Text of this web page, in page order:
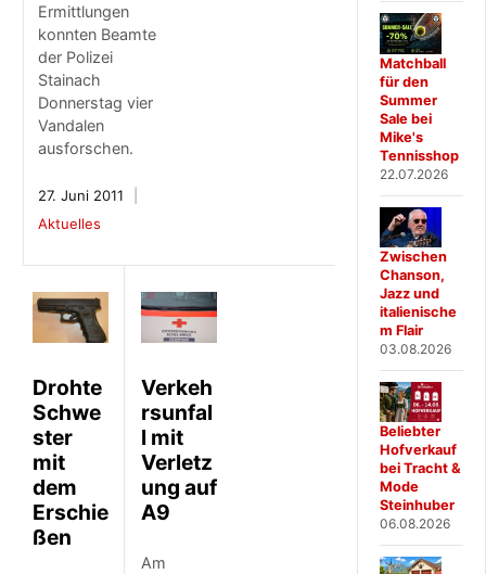
Ermittlungen
konnten Beamte
der Polizei
Stainach
Donnerstag vier
Vandalen
ausforschen.
27. Juni 2011
Aktuelles
Drohte
Schwe
ster
mit
dem
Erschie
ßen
Verkeh
rsunfal
l mit
Verletz
ung auf
A9
Am
Matchball
für den
Summer
Sale bei
Mike's
Tennisshop
22.07.2026
Zwischen
Chanson,
Jazz und
italienische
m Flair
03.08.2026
Beliebter
Hofverkauf
bei Tracht &
Mode
Steinhuber
06.08.2026